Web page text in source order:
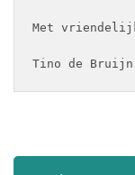
Met
Tino de Bruijn